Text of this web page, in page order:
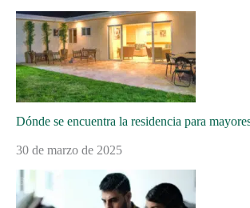
Dónde se encuentra la residencia para
30 de marzo de 2025